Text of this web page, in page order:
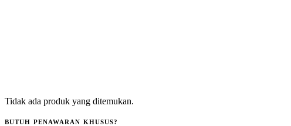
Tidak ada produk yang ditemukan.
BUTUH PENAWARAN KHUSUS?